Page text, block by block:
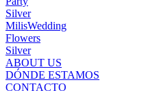
Silver
MilisWedding
Flowers
Silver
ABOUT US
DÓNDE ESTAMOS
CONTACTO